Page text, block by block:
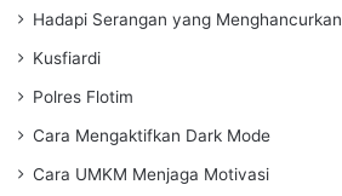
Hadapi Serangan yang Menghancurkan
Kusfiardi
Polres Flotim
Cara Mengaktifkan Dark Mode
Cara UMKM Menjaga Motivasi